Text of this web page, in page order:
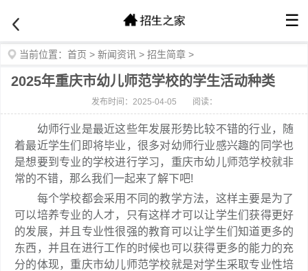
☰
当前位置： 首页 > 新闻资讯 > 招生简章 >
2025年重庆市幼儿师范学校的学生活动种类
发布时间：2025-04-05 阅读：
幼师行业是最近这些年发展形势比较不错的行业，随
着最近学生们即将毕业，很多对幼师行业感兴趣的同学也
是想要到专业的学校进行学习，重庆市幼儿师范学校就非
常的不错，那么我们一起来了解下吧!
每个学校都会采用不同的教学方法，这样主要是为了
可以培养专业的人才，只有这样才可以让学生们获得更好
的发展，并且专业性很强的教育可以让学生们知道更多的
东西，并且在进行工作的时候也可以获得更多的能力的充
分的体现，重庆市幼儿师范学校就是对学生采取专业性培